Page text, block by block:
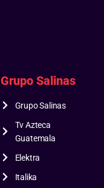
Grupo Salinas
Grupo Salinas
Tv Azteca
Guatemala
Elektra
Italika